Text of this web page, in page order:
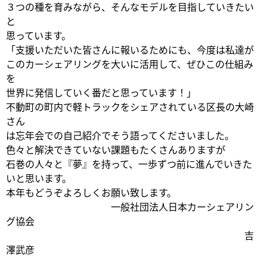
３つの種を育みながら、そんなモデルを目指していきたい
と
思っています。
「支援いただいた皆さんに報いるためにも、今度は私達が
このカーシェアリングを大いに活用して、ぜひこの仕組み
を
世界に発信していく番だと思っています！」
不動町の町内で軽トラックをシェアされている区長の大崎
さん
は忘年会での自己紹介でそう語ってくださいました。
色々と解決できていない課題もたくさんありますが
石巻の人々と『夢』を持って、一歩ずつ前に進んでいきた
いと思います。
本年もどうぞよろしくお願い致します。
一般社団法人日本カーシェアリン
グ協会
吉
澤武彦